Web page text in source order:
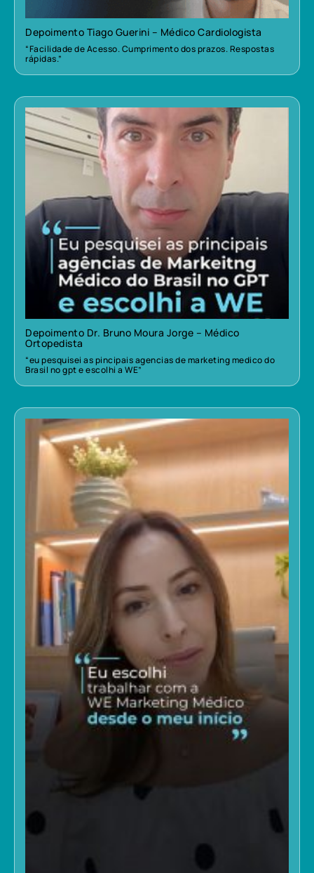
Depoimento Tiago Guerini – Médico Cardiologista
“Facilidade de Acesso. Cumprimento dos prazos. Respostas
rápidas.”
Depoimento Dr. Bruno Moura Jorge – Médico
Ortopedista
“eu pesquisei as pincipais agencias de marketing medico do
Brasil no gpt e escolhi a WE”